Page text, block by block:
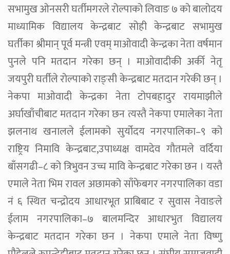
सभामुख ओनसरी घर्तीमगरले रोल्पाको लिवाङ ७ को बालोदय
माध्यामिक विद्यालय केन्द्रबाट सोही केन्द्रबाट सभामुख
घर्तीका श्रीमान् पूर्व मन्त्री एवम् माओवादी केन्द्रका नेता वर्षमान
पुनले पनि मतदान गरेका छन् । माओवादीकी अर्की नेतृ
जयपुरी घर्तीले रोल्पाको राङ्सी केन्द्रबाट मतदान गरेकी छन् ।
नेकपा माओवादी केन्द्रका नेता टोपबहादुर रायमाझीले
अर्घाखाँचीबाट मतदान गरेका छन त्यस्तै नेकपा एमालेका नेता
झलनाथ खनालले ईलामको सुर्योदय नगरपालिका–९ को
राष्ट्रिय निमावि केन्द्रबाट,उपाध्यक्ष वामदेव गौतमले वर्दिया
बाँसगढी–८ को त्रिभुवन उच्च मावि केन्द्रबाट गरेका छन । यस्तै
एमाले नेता भिम रावल अछामको साँफेबगर नगरपालिका वडा
नं ६ स्थित चन्द्रोदय आधारभूत प्राबिबाट र सुवास नेवाङले
ईलाम नगरपालिका–७ बालमन्दिर आधारभुत विद्यालय
केन्द्रबाट मतदान गरेका छन । नेकपा एमाले नेता विष्णु